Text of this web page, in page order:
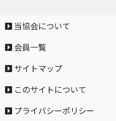
当協会について
会員一覧
サイトマップ
このサイトについて
プライバシーポリシー